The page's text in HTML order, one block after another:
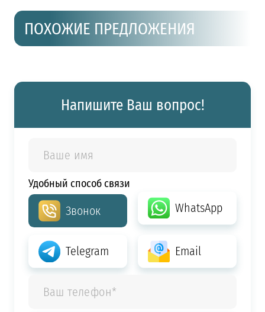
ПОХОЖИЕ ПРЕДЛОЖЕНИЯ
Напишите Ваш вопрос!
Удобный способ связи
Звонок WhatsApp
Telegram Email